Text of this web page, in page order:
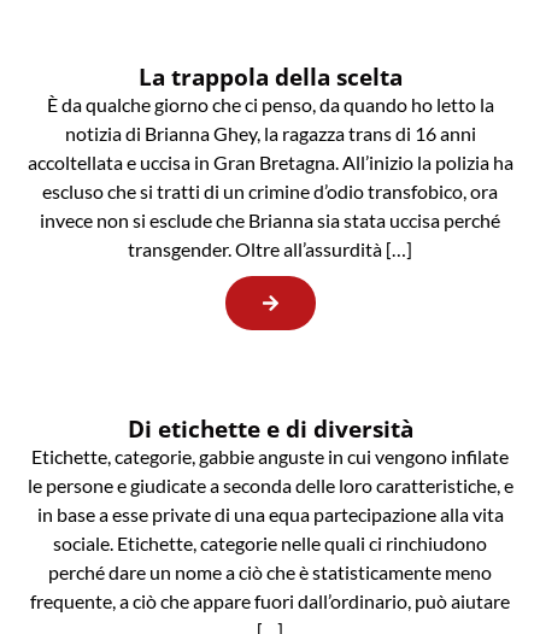
La trappola della scelta
È da qualche giorno che ci penso, da quando ho letto la
notizia di Brianna Ghey, la ragazza trans di 16 anni
accoltellata e uccisa in Gran Bretagna. All’inizio la polizia ha
escluso che si tratti di un crimine d’odio transfobico, ora
invece non si esclude che Brianna sia stata uccisa perché
transgender. Oltre all’assurdità […]
Di etichette e di diversità
Etichette, categorie, gabbie anguste in cui vengono infilate
le persone e giudicate a seconda delle loro caratteristiche, e
in base a esse private di una equa partecipazione alla vita
sociale. Etichette, categorie nelle quali ci rinchiudono
perché dare un nome a ciò che è statisticamente meno
frequente, a ciò che appare fuori dall’ordinario, può aiutare